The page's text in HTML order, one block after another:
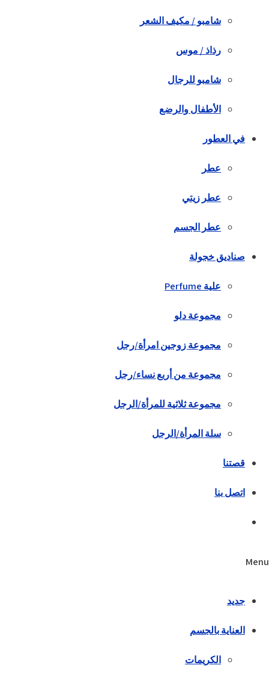
شامبو / مكيف الشعر
رذاذ / موس
شامبو للرجال
الأطفال والرضع
في العطور
عطر
عطر زيتي
عطر الجسم
صناديق خجولة
علية Perfume
مجموعة دلو
مجموعة زوجين امرأة/رجل
مجموعة من أربع نساء/رجل
مجموعة ثلاثية للمرأة/الرجل
سلة المرأة/الرجل
قصتنا
اتصل بنا
Menu
جديد
العناية بالجسم
الكريمات